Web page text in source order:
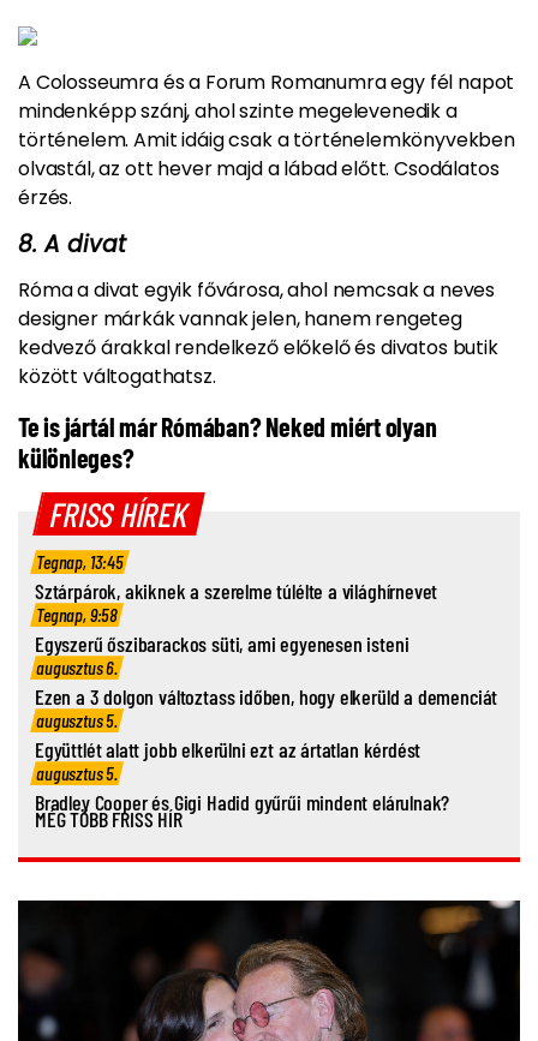
A Colosseumra és a Forum Romanumra egy fél napot
mindenképp szánj, ahol szinte megelevenedik a
történelem. Amit idáig csak a történelemkönyvekben
olvastál, az ott hever majd a lábad előtt. Csodálatos
érzés.
8. A divat
Róma a divat egyik fővárosa, ahol nemcsak a neves
designer márkák vannak jelen, hanem rengeteg
kedvező árakkal rendelkező előkelő és divatos butik
között váltogathatsz.
Te is jártál már Rómában? Neked miért olyan
különleges?
FRISS HÍREK
Tegnap, 13:45
Sztárpárok, akiknek a szerelme túlélte a világhírnevet
Tegnap, 9:58
Egyszerű őszibarackos süti, ami egyenesen isteni
augusztus 6.
Ezen a 3 dolgon változtass időben, hogy elkerüld a demenciát
augusztus 5.
Együttlét alatt jobb elkerülni ezt az ártatlan kérdést
augusztus 5.
Bradley Cooper és Gigi Hadid gyűrűi mindent elárulnak?
MÉG TÖBB FRISS HÍR